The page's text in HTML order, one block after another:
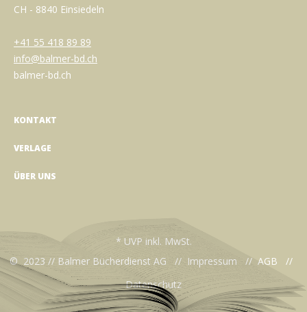
CH - 8840 Einsiedeln
+41 55 418 89 89
info@balmer-bd.ch
balmer-bd.ch
KONTAKT
VERLAGE
ÜBER UNS
* UVP inkl. MwSt.
© 2023 // Balmer Bücherdienst AG // Impressum // AGB //
Datenschutz